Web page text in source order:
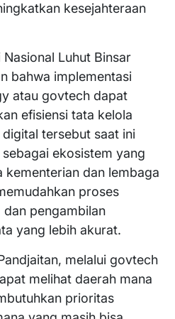
kesejahteraan
Luhut Binsar
bahwa implementasi
atau govtech dapat
efisiensi tata kelola
tersebut saat ini
ekosistem yang
kementerian dan lembaga
proses
dan pengambilan
yang lebih akurat.
melalui govtech
melihat daerah mana
prioritas